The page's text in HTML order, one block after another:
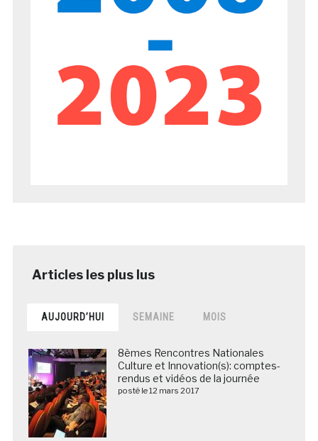
AUJOURD’HUI SEMAINE MOIS
8èmes Rencontres Nationales
Culture et Innovation(s): comptes-
rendus et vidéos de la journée
posté le 12 mars 2017